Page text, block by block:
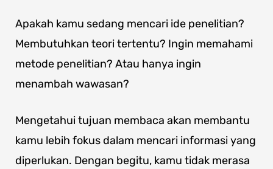
Apakah kamu sedang mencari ide penelitian?
Membutuhkan teori tertentu? Ingin memahami
metode penelitian? Atau hanya ingin
menambah wawasan?
Mengetahui tujuan membaca akan membantu
kamu lebih fokus dalam mencari informasi yang
diperlukan. Dengan begitu, kamu tidak merasa